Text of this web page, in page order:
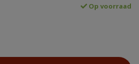
Op voorraad